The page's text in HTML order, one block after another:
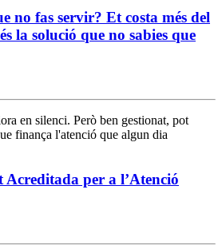
no fas servir? Et costa més del
la solució que no sabies que
en silenci. Però ben gestionat, pot
finança l'atenció que algun dia
per a l’Atenció